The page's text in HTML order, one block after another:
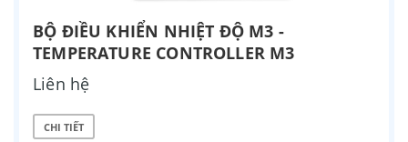
BỘ ĐIỀU KHIỂN NHIỆT ĐỘ M3 -
TEMPERATURE CONTROLLER M3
Liên hệ
CHI TIẾT